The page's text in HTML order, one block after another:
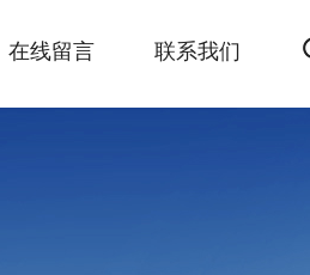
在线留言 联系我们